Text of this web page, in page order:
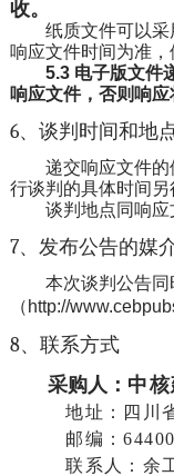
收。
纸质文件可以
响应文件时间为准
5.3 电子版文件
响应文件，否则响
6、谈判时间和地
递交响应文件
行谈判的具体时间另
谈判地点同响
7、发布公告的媒
本次谈判公告
（ http://
8、联系方式
采购人： 中
地址：四川
邮编：
联系人：余